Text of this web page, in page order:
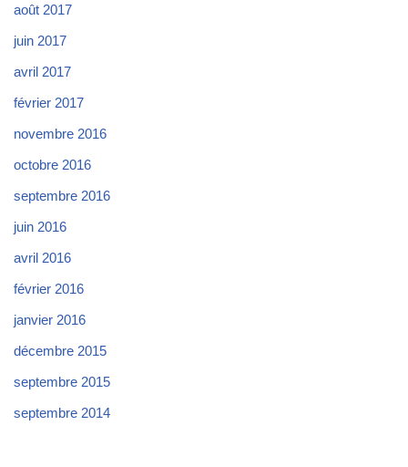
août 2017
juin 2017
avril 2017
février 2017
novembre 2016
octobre 2016
septembre 2016
juin 2016
avril 2016
février 2016
janvier 2016
décembre 2015
septembre 2015
septembre 2014